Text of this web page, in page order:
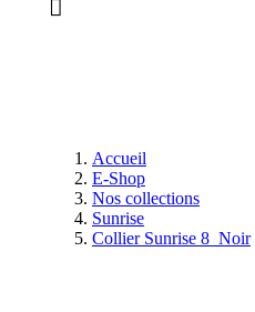
Accueil
E-Shop
Nos collections
Sunrise
Collier Sunrise 8_Noir